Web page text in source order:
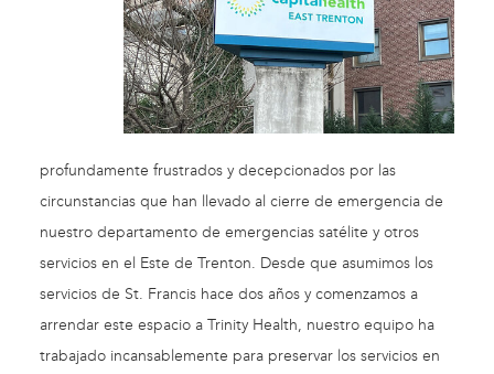
profundamente frustrados y decepcionados por las
circunstancias que han llevado al cierre de emergencia de
nuestro departamento de emergencias satélite y otros
servicios en el Este de Trenton. Desde que asumimos los
servicios de St. Francis hace dos años y comenzamos a
arrendar este espacio a Trinity Health, nuestro equipo ha
trabajado incansablemente para preservar los servicios en